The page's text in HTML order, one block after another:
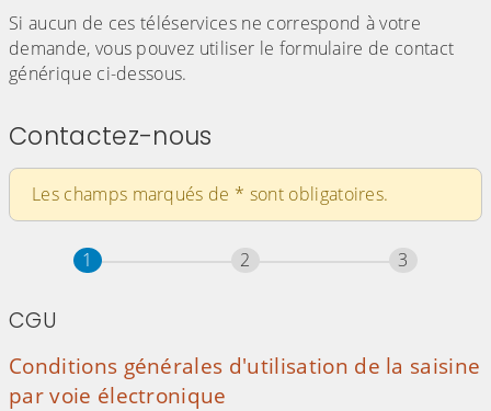
Si aucun de ces téléservices ne correspond à votre
demande, vous pouvez utiliser le formulaire de contact
générique ci-dessous.
Contactez-nous
Les champs marqués de * sont obligatoires.
Étape
1 sur 3 Étape
2 Étape
3
CGU
Conditions générales d'utilisation de la saisine
par voie électronique